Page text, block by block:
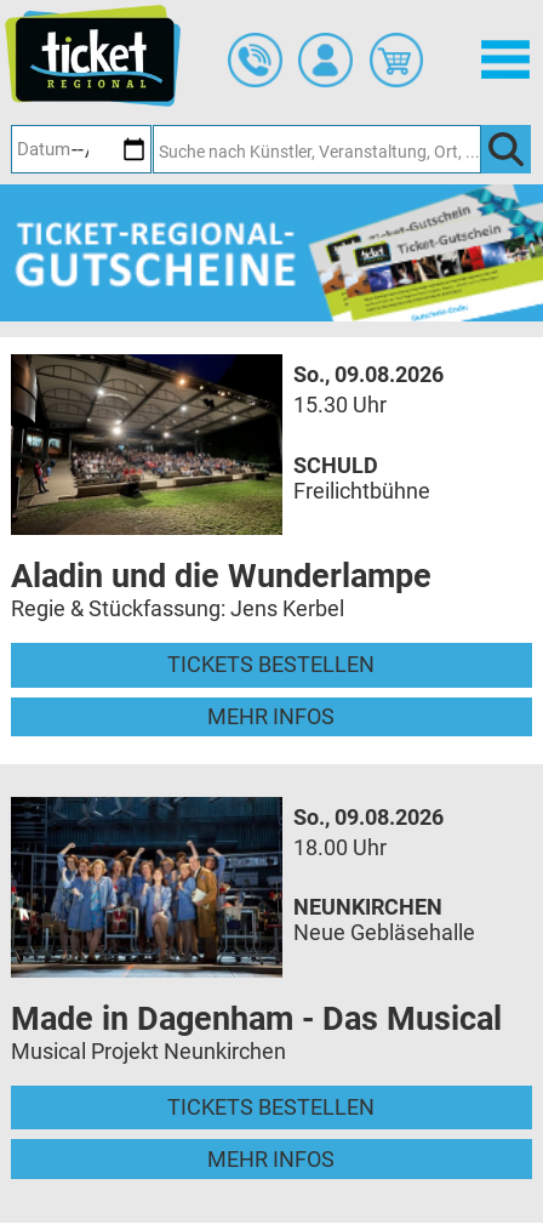
Hauptinhalt
springen
So., 09.08.2026
15.30 Uhr
Aladin und die Wunderlampe
Regie & Stückfassung: Jens Kerbel
TICKETS BESTELLEN
MEHR INFOS
SCHULD
Freilichtbühne
So., 09.08.2026
18.00 Uhr
Made in Dagenham - Das Musical
Musical Projekt Neunkirchen
TICKETS BESTELLEN
MEHR INFOS
NEUNKIRCHEN
Neue Gebläsehalle